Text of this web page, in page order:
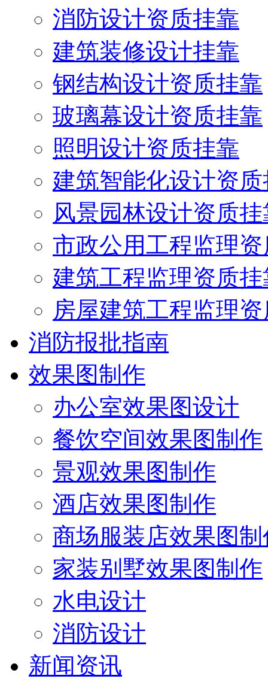
消防设计资质挂靠
建筑装修设计挂靠
钢结构设计资质挂靠
玻璃幕设计资质挂靠
照明设计资质挂靠
建筑智能化设计资
风景园林设计资质
市政公用工程监理
建筑工程监理资质挂
房屋建筑工程监理
消防报批指南
效果图制作
办公室效果图设计
餐饮空间效果图制作
景观效果图制作
酒店效果图制作
商场服装店效果图制
家装别墅效果图制作
水电设计
消防设计
新闻资讯